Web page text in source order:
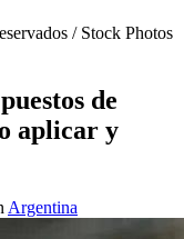
/ Stock Photos
de
aplicar y
Argentina